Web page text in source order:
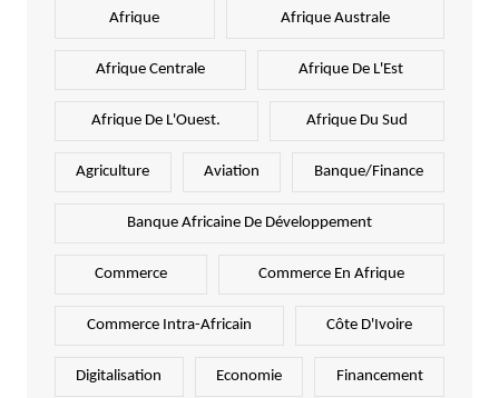
Afrique Afrique Australe
Afrique Centrale Afrique De L'Est
Afrique De L'Ouest. Afrique Du Sud
Agriculture Aviation Banque/Finance
Banque Africaine De Développement
Commerce Commerce En Afrique
Commerce Intra-Africain Côte D'Ivoire
Digitalisation Economie Financement